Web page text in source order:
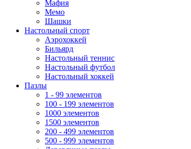
Мафия
Мемо
Шашки
Настольный спорт
Аэрохоккей
Бильярд
Настольный теннис
Настольный футбол
Настольный хоккей
Пазлы
1 - 99 элементов
100 - 199 элементов
1000 элементов
1500 элементов
200 - 499 элементов
500 - 999 элементов